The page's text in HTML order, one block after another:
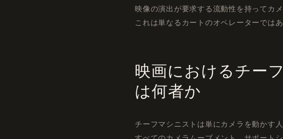
映像の演出が要求する流動性を持ってカ
これは単なるカートのオペレーターでは
映画におけるチー
は何者か
チーフマシニストは単にカメラを動かす